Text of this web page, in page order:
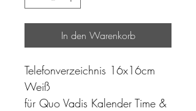
In den Warenkorb
Telefonverzeichnis 16x16cm
Weiß
für Quo Vadis Kalender Time &